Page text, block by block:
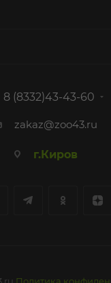
8 (8332)43-43-60
zakaz@zoo43.ru
г.Киров